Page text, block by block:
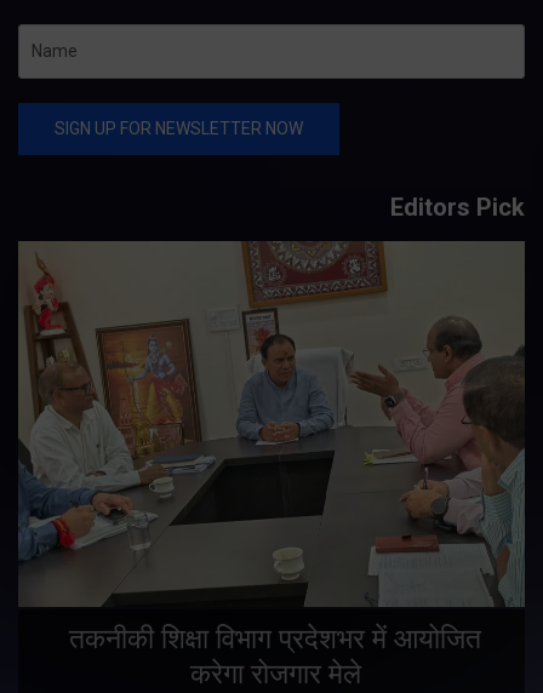
Editors Pick
तकनीकी शिक्षा विभाग प्रदेशभर में आयोजित
करेगा रोजगार मेले